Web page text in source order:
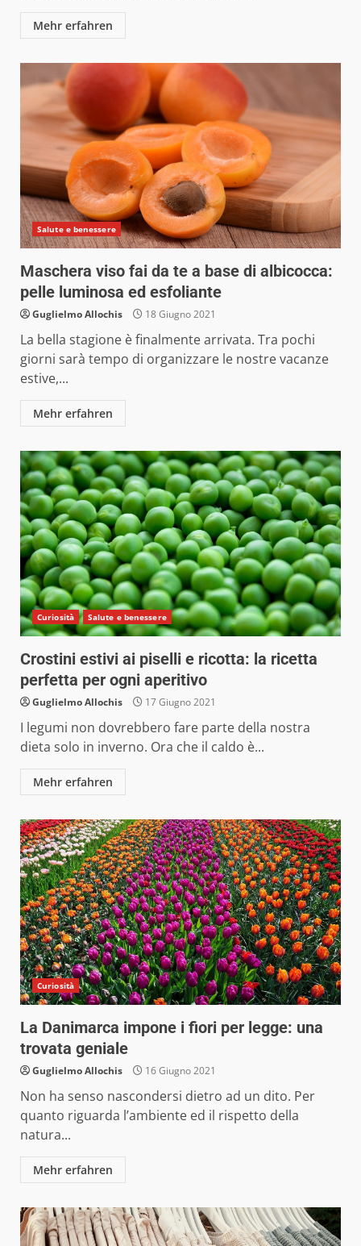
Mehr erfahren
Salute e benessere
Maschera viso fai da te a base di albicocca:
pelle luminosa ed esfoliante
Guglielmo Allochis 18 Giugno 2021
La bella stagione è finalmente arrivata. Tra pochi
giorni sarà tempo di organizzare le nostre vacanze
estive,...
Mehr erfahren
Curiosità Salute e benessere
Crostini estivi ai piselli e ricotta: la ricetta
perfetta per ogni aperitivo
Guglielmo Allochis 17 Giugno 2021
I legumi non dovrebbero fare parte della nostra
dieta solo in inverno. Ora che il caldo è...
Mehr erfahren
Curiosità
La Danimarca impone i fiori per legge: una
trovata geniale
Guglielmo Allochis 16 Giugno 2021
Non ha senso nascondersi dietro ad un dito. Per
quanto riguarda l’ambiente ed il rispetto della
natura...
Mehr erfahren